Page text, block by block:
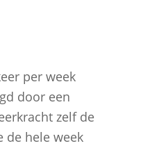
per week
door een
zelf de
de hele week